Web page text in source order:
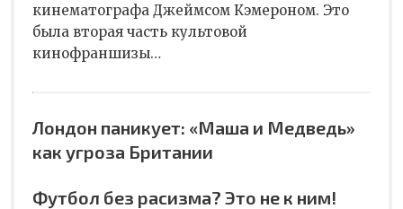
кинематографа Джеймсом Кэмероном. Это
была вторая часть культовой
кинофраншизы…
Лондон паникует: «Маша и Медведь»
как угроза Британии
Футбол без расизма? Это не к ним!